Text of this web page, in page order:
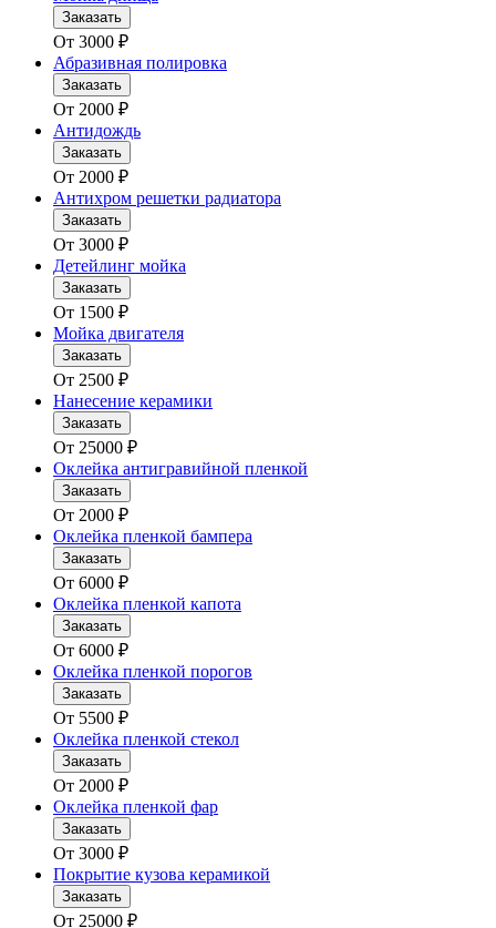
Заказать
От 3000 ₽
Абразивная полировка
Заказать
От 2000 ₽
Антидождь
Заказать
От 2000 ₽
Антихром решетки радиатора
Заказать
От 3000 ₽
Детейлинг мойка
Заказать
От 1500 ₽
Мойка двигателя
Заказать
От 2500 ₽
Нанесение керамики
Заказать
От 25000 ₽
Оклейка антигравийной пленкой
Заказать
От 2000 ₽
Оклейка пленкой бампера
Заказать
От 6000 ₽
Оклейка пленкой капота
Заказать
От 6000 ₽
Оклейка пленкой порогов
Заказать
От 5500 ₽
Оклейка пленкой стекол
Заказать
От 2000 ₽
Оклейка пленкой фар
Заказать
От 3000 ₽
Покрытие кузова керамикой
Заказать
От 25000 ₽